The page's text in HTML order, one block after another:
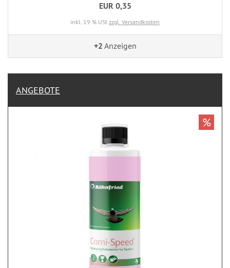
EUR 0,35
inkl. 19 % USt zzgl. Versandkosten
+2 Anzeigen
ANGEBOTE
%